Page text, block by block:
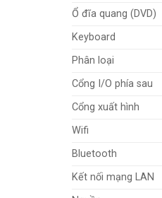
Ổ đĩa quang (DVD)
Keyboard
Phân loại
Cổng I/O phía sau
Cổng xuất hình
Wifi
Bluetooth
Kết nối mạng LAN